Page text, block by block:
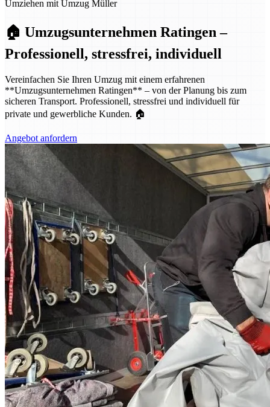
Umziehen mit Umzug Müller
🏠 Umzugsunternehmen Ratingen –
Professionell, stressfrei, individuell
Vereinfachen Sie Ihren Umzug mit einem erfahrenen
**Umzugsunternehmen Ratingen** – von der Planung bis zum
sicheren Transport. Professionell, stressfrei und individuell für
private und gewerbliche Kunden. 🏠
Angebot anfordern